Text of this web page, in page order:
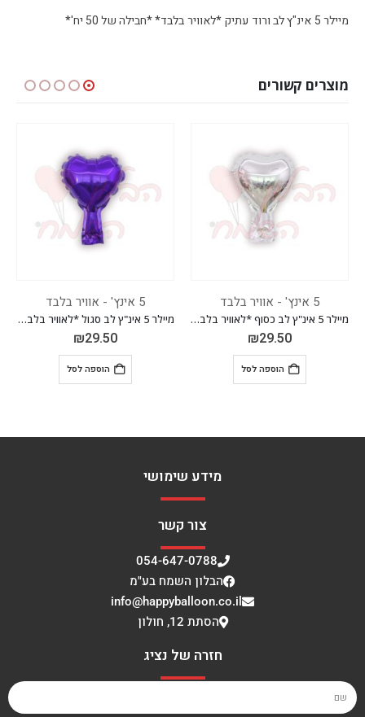
מיילר 5 אינ"ץ לב ורוד עתיק *לאוויר בלבד* *חבילה של 50 יח'*
מוצרים קשורים
מיילר 5 אינ"ץ לב כסוף *לאוויר בלבד* *חבילה של 50 יח'*
5 אינץ' - אוויר בלבד
מיילר 5 אינ"ץ לב סגול *לאוויר בלבד* *חבילה של 50 יח'*
5 אינץ' - אוויר בלבד
מידע שימושי
צור קשר
054-647-0788
הבלון השמח בע"מ
info@happyballoon.co.il
הסתת 12, חולון
חזרה של נציג